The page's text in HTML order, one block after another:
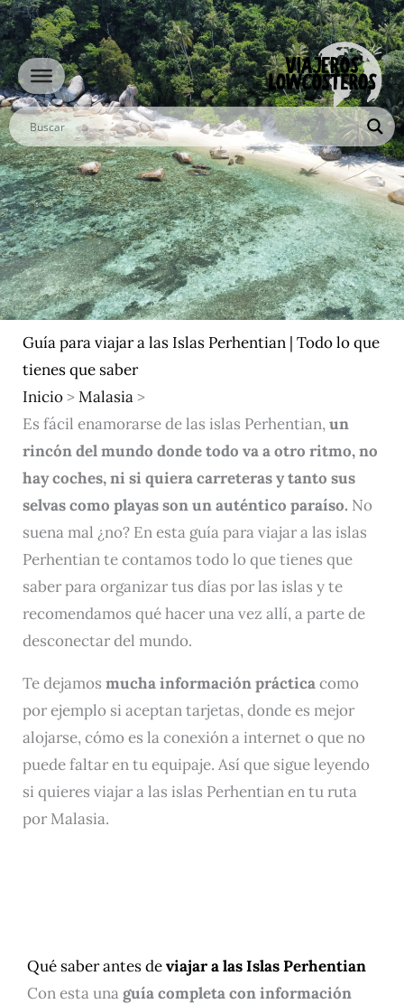
Ir
al
contenido
Guía para viajar a las Islas Perhentian | Todo lo que
tienes que saber
Inicio>Malasia>
Es fácil enamorarse de las islas Perhentian,un
rincón del mundo donde todo va a otro ritmo, no
hay coches, ni si quiera carreteras y tanto sus
selvas como playas son un auténtico paraíso. No
suena mal ¿no? En esta guía para viajar a las islas
Perhentian te contamos todo lo que tienes que
saber para organizar tus días por las islas y te
recomendamos qué hacer una vez allí, a parte de
desconectar del mundo.
Te dejamos mucha información prácticacomo
por ejemplo si aceptan tarjetas, donde es mejor
alojarse, cómo es la conexión a internet o que no
puede faltar en tu equipaje. Así que sigue leyendo
si quieres viajar a las islas Perhentian en tu ruta
por Malasia.
Qué saber antes deviajar a las Islas Perhentian
Con esta una guía completa con información